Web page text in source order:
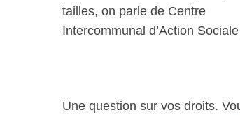
tailles, on parle de Centre
Intercommunal d’Action
Une question sur vos droits.